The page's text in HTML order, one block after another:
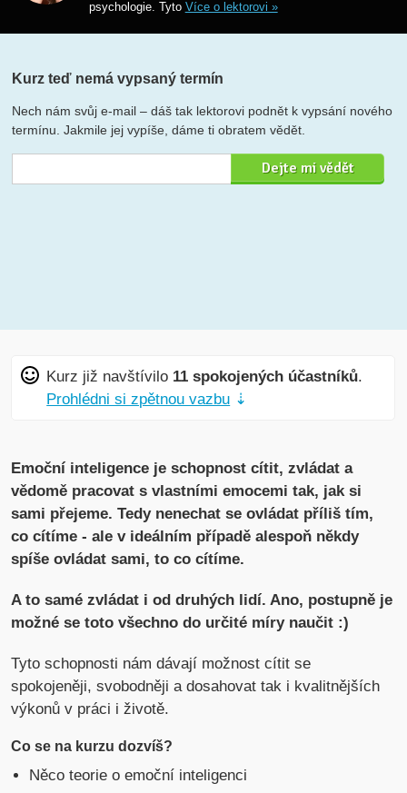
psychologie. Tyto Více o lektorovi »
Kurz teď nemá vypsaný termín
Nech nám svůj e-mail – dáš tak lektorovi podnět k vypsání nového
termínu. Jakmile jej vypíše, dáme ti obratem vědět.
Kurz již navštívilo 11 spokojených účastníků.
Prohlédni si zpětnou vazbu ⇣
Emoční inteligence je schopnost cítit, zvládat a
vědomě pracovat s vlastními emocemi tak, jak si
sami přejeme. Tedy nenechat se ovládat příliš tím,
co cítíme - ale v ideálním případě alespoň někdy
spíše ovládat sami, to co cítíme.
A to samé zvládat i od druhých lidí. Ano, postupně je
možné se toto všechno do určité míry naučit :)
Tyto schopnosti nám dávají možnost cítit se
spokojeněji, svobodněji a dosahovat tak i kvalitnějších
výkonů v práci i životě.
Co se na kurzu dozvíš?
Něco teorie o emoční inteligenci